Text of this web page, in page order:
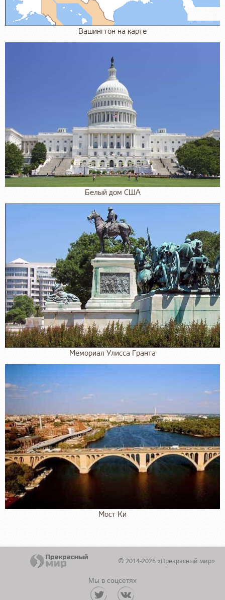
Вашингтон на карте
Белый дом США
Мемориал Улисса Гранта
Мост Ки
© 2014-2026 «Прекрасный мир»
Мы в соцсетях